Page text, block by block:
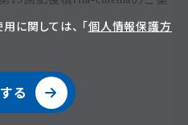
に関しては、 「個人情報保護方
る